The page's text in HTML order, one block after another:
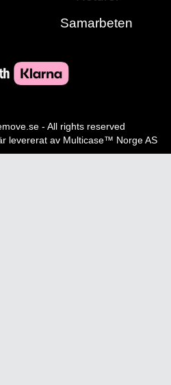
Samarbeten
- All rights reserved
levererat av Multicase™ Norge AS